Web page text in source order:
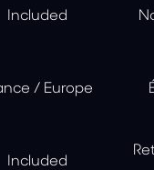
Included
/ Europe
Included